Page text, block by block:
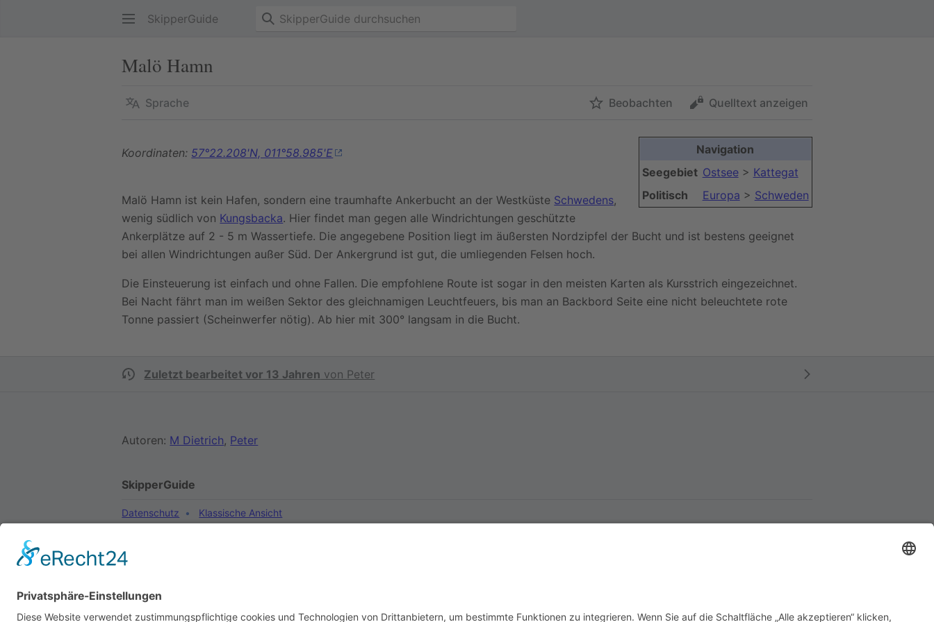
SkipperGuide
Malö Hamn
Sprache Beobachten Quelltext anzeigen
Navigation
Seegebiet Ostsee> Kattegat
Politisch
Europa > Schweden
Koordinaten: 57°22.208'N, 011°58.985'E
Malö Hamn ist kein Hafen, sondern eine traumhafte Ankerbucht an der Westküste Schwedens,
wenig südlich von Kungsbacka. Hier findet man gegen alle Windrichtungen geschützte
Ankerplätze auf 2 - 5 m Wassertiefe. Die angegebene Position liegt im äußersten Nordzipfel der Bucht und ist bestens geeignet
bei allen Windrichtungen außer Süd. Der Ankergrund ist gut, die umliegenden Felsen hoch.
Die Einsteuerung ist einfach und ohne Fallen. Die empfohlene Route ist sogar in den meisten Karten als Kursstrich eingezeichnet.
Bei Nacht fährt man im weißen Sektor des gleichnamigen Leuchtfeuers, bis man an Backbord Seite eine nicht beleuchtete rote
Tonne passiert (Scheinwerfer nötig). Ab hier mit 300° langsam in die Bucht.
Zuletzt bearbeitet vor 13 Jahren von Peter
Autoren: M Dietrich, Peter
SkipperGuide
Datenschutz Klassische Ansicht